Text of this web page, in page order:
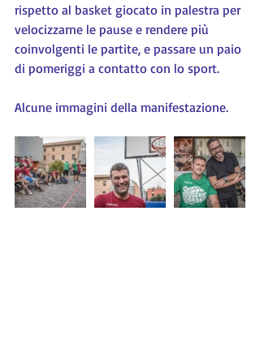
rispetto al basket giocato in palestra per
velocizzarne le pause e rendere più
coinvolgenti le partite, e passare un paio
di pomeriggi a contatto con lo sport.
Alcune immagini della manifestazione.